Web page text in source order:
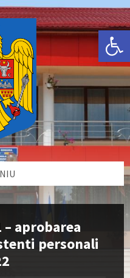
Deschide bara de unelte
– aprobarea
personali